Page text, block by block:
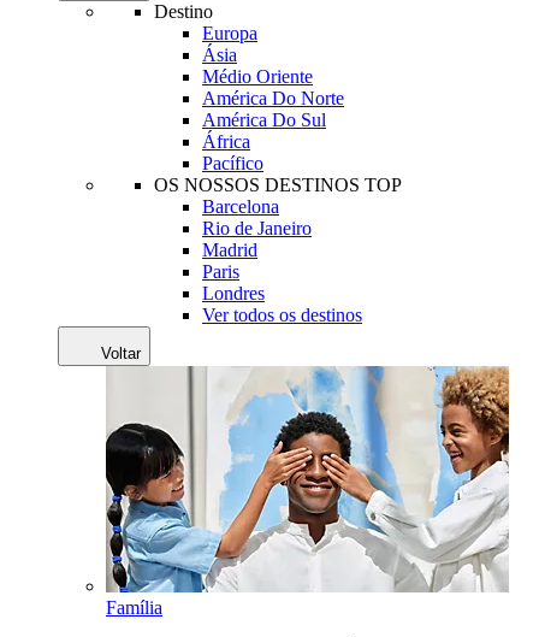
Destino
Europa
Ásia
Médio Oriente
América Do Norte
América Do Sul
África
Pacífico
OS NOSSOS DESTINOS TOP
Barcelona
Rio de Janeiro
Madrid
Paris
Londres
Ver todos os destinos
Voltar
Família